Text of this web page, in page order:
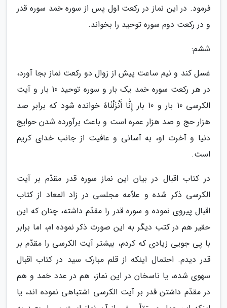
فرمود. در این نماز در رکعت اول پس از سوره حَمد سوره قدر
و در رکعت دوم سوره توحید را بخواند.
ششم:
غسل کند و نیم ساعت پیش از زوال دو رکعت نماز بجا آورد،
در هر رکعت سوره حَمد یک بار و سوره توحید 10 بار و آیت
الکرسی 10 بار و 10 بار إِنّٰا أَنْزَلْنٰاهُ خوانده شود که برابر صد
هزار حج و صد هزار عمره است و باعث برآورده شدن حوایج
دنیا و آخرت او، به آسانی و عافیت از جانب خدای کریم
است.
در کتاب اقبال در بیان این نماز سوره قدر مقدّم بر آیت
الکرسی ذکر شده و علاّمه مجلسی در زاد المعاد از کتاب
اقبال پیروی نموده و سوره قدر را مقدّم داشته، چنان که این
حقیر هم در کتب دیگر به این صورت ذکر نموده ام، اما برابر
با پی جویی زیادی که کردم، بیشتر آیت الکرسی را مقدّم بر
قدر دیدم. احتمال اینکه از قلم مبارک سید در کتاب اقبال
سهوی شده، یا ناسخان در این نماز، هم در عدد حَمد و هم
در مقدّم داشتن قدر بر آیت الکرسی اشتباهی نموده اند، یا